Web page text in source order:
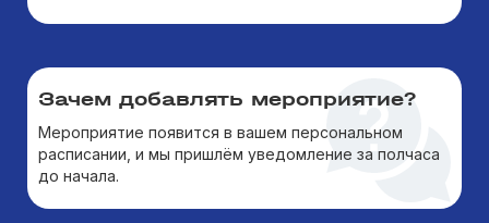
Зачем добавлять мероприятие?
Мероприятие появится в вашем персональном
расписании, и мы пришлём уведомление за полчаса
до начала.